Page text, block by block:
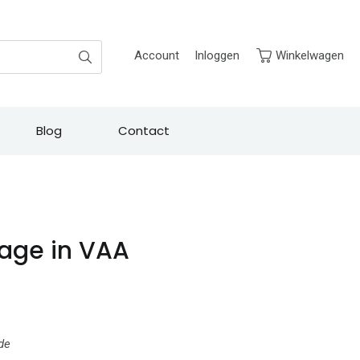
Winkelwagen
Account Inloggen
Blog Contact
in VAA